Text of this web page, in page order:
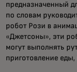
предназначенный
по словам
робот Рози в
«Джетсоны», эти
могут выполнять
приготовление